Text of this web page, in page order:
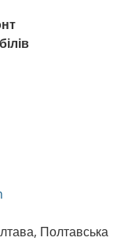
Полтавська